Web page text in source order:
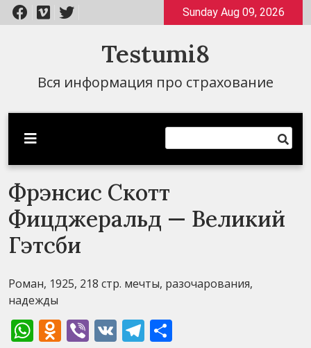
Перейти
к
Sunday Aug 09, 2026
Testumi8
Вся информация про страхование
Фрэнсис Скотт
Фицджеральд — Великий
Гэтсби
Роман, 1925, 218 стр. мечты, разочарования,
надежды
WhatsApp
Odnoklassniki
Viber
VK Telegram